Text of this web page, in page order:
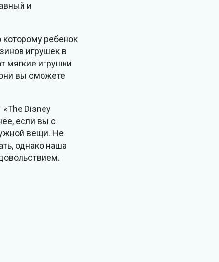
и
ребенок
игрушек в
мягкие игрушки
вы сможете
Disney
если вы с
вещи. Не
однако наша